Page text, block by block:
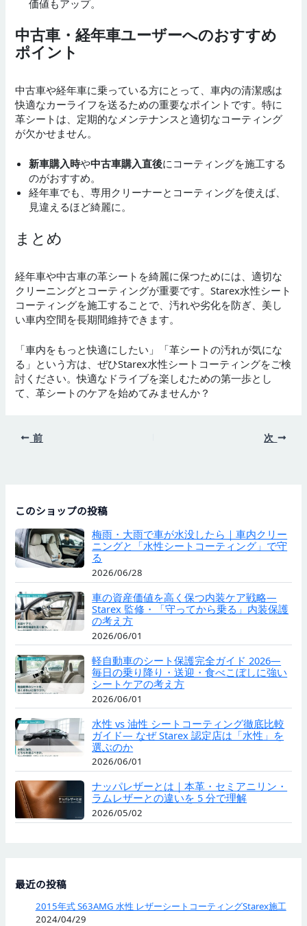
価値もアップ。
中古車・経年車ユーザーへのおすすめ
ポイント
中古車や経年車に乗っている方にとって、車内の清潔感は
快適なカーライフを送るための重要なポイントです。特に
革シートは、定期的なメンテナンスと適切なコーティング
が欠かせません。
新車購入時や中古車購入直後にコーティングを施工する
のがおすすめ。
経年車でも、専用クリーナーとコーティングを使えば、
見違えるほど綺麗に。
まとめ
経年車や中古車の革シートを綺麗に保つためには、適切な
クリーニングとコーティングが重要です。Starex水性シート
コーティングを施工することで、汚れや劣化を防ぎ、美し
い車内空間を長期間維持できます。
「車内をもっと快適にしたい」「革シートの汚れが気にな
る」という方は、ぜひStarex水性シートコーティングをご検
討ください。快適なドライブを楽しむための第一歩とし
て、革シートのケアを始めてみませんか？
前 次
このショップの投稿
梅雨・大雨で車が水没したら｜車内クリー
ニングと「水性シートコーティング」で守
る
2026/06/28
車の資産価値を高く保つ内装ケア戦略—
Starex 監修・「守ってから乗る」内装保護
の考え方
2026/06/01
軽自動車のシート保護完全ガイド 2026—
毎日の乗り降り・送迎・食べこぼしに強い
シートケアの考え方
2026/06/01
水性 vs 油性 シートコーティング徹底比較
ガイド— なぜ Starex 認定店は「水性」を
選ぶのか
2026/06/01
ナッパレザーとは｜本革・セミアニリン・
ラムレザーとの違いを 5 分で理解
2026/05/02
最近の投稿
2015年式 S63AMG 水性 レザーシートコーティングStarex施工
2024/04/29